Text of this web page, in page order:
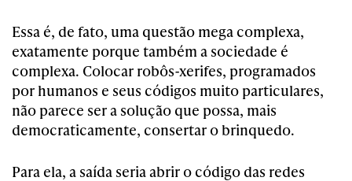
Essa é, de fato, uma questão mega complexa,
exatamente porque também a sociedade é
complexa. Colocar robôs-xerifes, programados
por humanos e seus códigos muito particulares,
não parece ser a solução que possa, mais
democraticamente, consertar o brinquedo.
Para ela, a saída seria abrir o código das redes